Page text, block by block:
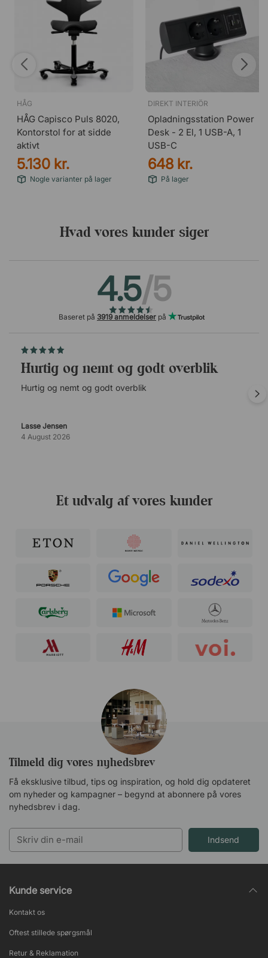
HÅG
HÅG Capisco Puls 8020,
Kontorstol for at sidde
aktivt
5.130 kr.
Nogle varianter på lager
DIREKT INTERIÖR
Opladningsstation Power
Desk - 2 El, 1 USB-A, 1
USB-C
648 kr.
På lager
Hvad vores kunder siger
4.5/5
Baseret på 3919 anmeldelserpå
Hurtig og nemt og godt overblik
Hurtig og nemt og godt overblik
Lasse Jensen
4 August 2026
Et udvalg af vores kunder
Tilmeld dig vores nyhedsbrev
Få eksklusive tilbud, tips og inspiration, og hold dig opdateret
om nyheder og kampagner – begynd at abonnere på vores
nyhedsbrev i dag.
Indsend
Kunde service
Kontakt os
Oftest stillede spørgsmål
Retur & Reklamation